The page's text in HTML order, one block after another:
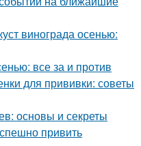
винограда осенью:
все за и против
для прививки: советы
основы и секреты
привить